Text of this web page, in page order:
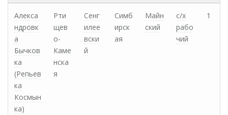
Алекса
ндровк
а
Бычков
ка
(Репьев
ка
Космын
ка)
Рти
щев
о-
Каме
нска
я
Сенг
илее
вски
й
Симб
ирск
ая
Майн
ский
с/х
рабо
чий
1